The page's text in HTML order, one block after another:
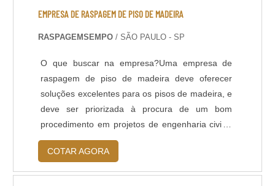
VOC; - Acabamento liso e antiderrapante; -
C; - Atende a norma LEED.
EMPRESA DE RASPAGEM DE PISO DE MADEIRA
RASPAGEMSEMPO / SÃO PAULO - SP
O que buscar na empresa?Uma empresa de
raspagem de piso de madeira deve oferecer
soluções excelentes para os pisos de madeira, e
deve ser priorizada à procura de um bom
procedimento em projetos de engenharia civil e
arquitetura. Um detalhe de extrema importância
na definição da qualidade de uma empresa, é a
disponibilidade dos serviços de venda e revenda
COTAR AGORA